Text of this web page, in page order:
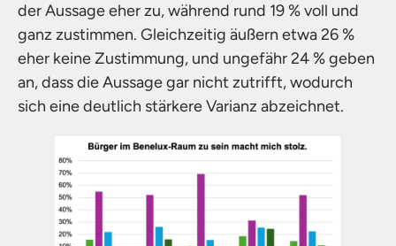
der Aussage eher zu, während rund 19 % voll und
ganz zustimmen. Gleichzeitig äußern etwa 26 %
eher keine Zustimmung, und ungefähr 24 % geben
an, dass die Aussage gar nicht zutrifft, wodurch
sich eine deutlich stärkere Varianz abzeichnet.